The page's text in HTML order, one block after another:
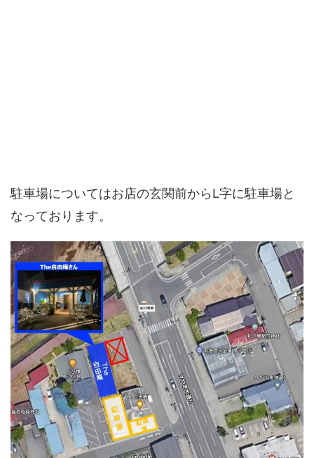
駐車場についてはお店の玄関前からL字に駐車場と
なっております。